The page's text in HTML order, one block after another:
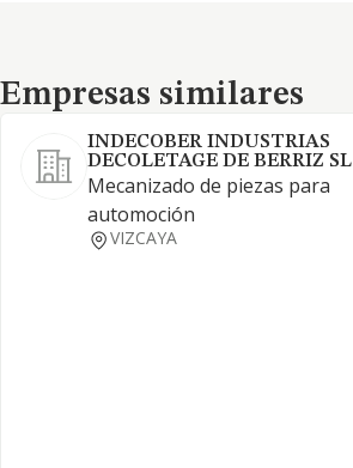
Empresas similares
Empresas similares
INDECOBER INDUSTRIAS
DECOLETAGE DE BERRIZ SL
Mecanizado de piezas para
automoción
VIZCAYA